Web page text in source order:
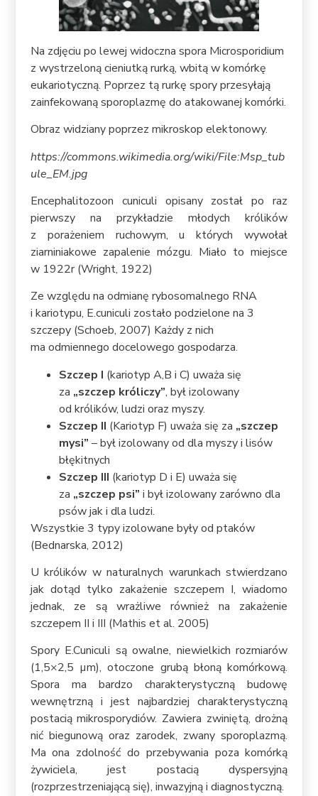
Na zdjęciu po lewej widoczna spora Microsporidium
z wystrzeloną cieniutką rurką, wbitą w komórkę
eukariotyczną. Poprzez tą rurkę spory przesyłają
zainfekowaną sporoplazmę do atakowanej komórki.
Obraz widziany poprzez mikroskop elektonowy.
https://commons.wikimedia.org/wiki/File:Msp_tub
ule_EM.jpg
Encephalitozoon cuniculi opisany został po raz
pierwszy na przykładzie młodych królików
z porażeniem ruchowym, u których wywołał
ziarniniakowe zapalenie mózgu. Miało to miejsce
w 1922r (Wright, 1922)
Ze względu na odmianę rybosomalnego RNA
i kariotypu, E.cuniculi zostało podzielone na 3
szczepy (Schoeb, 2007) Każdy z nich
ma odmiennego docelowego gospodarza.
Szczep I (kariotyp A,B i C) uważa się
za „szczep króliczy”, był izolowany
od królików, ludzi oraz myszy.
Szczep II (Kariotyp F) uważa się za „szczep
mysi” – był izolowany od dla myszy i lisów
błękitnych
Szczep III (kariotyp D i E) uważa się
za „szczep psi” i był izolowany zarówno dla
psów jak i dla ludzi.
Wszystkie 3 typy izolowane były od ptaków
(Bednarska, 2012)
U królików w naturalnych warunkach stwierdzano
jak dotąd tylko zakażenie szczepem I, wiadomo
jednak, ze są wrażliwe również na zakażenie
szczepem II i III (Mathis et al. 2005)
Spory E.Cuniculi są owalne, niewielkich rozmiarów
(1,5×2,5 µm), otoczone grubą błoną komórkową.
Spora ma bardzo charakterystyczną budowę
wewnętrzną i jest najbardziej charakterystyczną
postacią mikrosporydiów. Zawiera zwiniętą, drożną
nić biegunową oraz zarodek, zwany sporoplazmą.
Ma ona zdolność do przebywania poza komórką
żywiciela, jest postacią dyspersyjną
(rozprzestrzeniającą się), inwazyjną i diagnostyczną.